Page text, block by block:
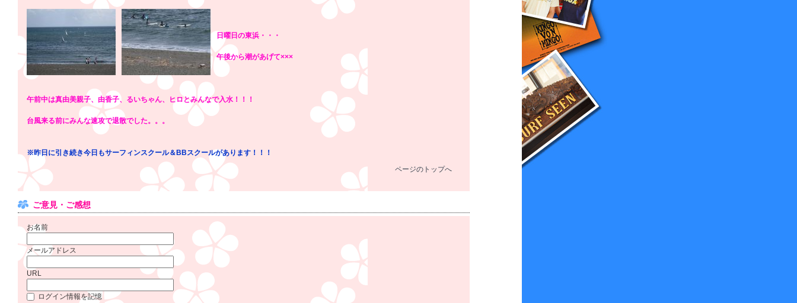
日曜日の東浜・・・
午後から潮があげて×××
午前中は真由美親子、由香子、るいちゃん、ヒロとみんなで入水！！！
台風来る前にみんな速攻で退散でした。。。
※昨日に引き続き今日もサーフィンスクール＆BBスクールがあります！！！
ページのトップへ
ご意見・ご感想
お名前
メールアドレス
URL
ログイン情報を記憶